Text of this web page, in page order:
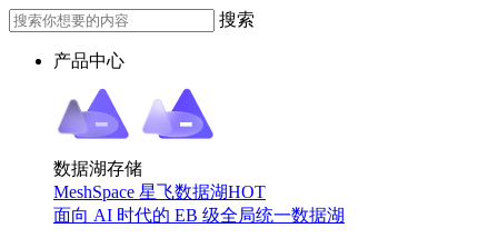
搜索
产品中心
数据湖存储
MeshSpace 星飞数据湖HOT
面向 AI 时代的 EB 级全局统一数据湖